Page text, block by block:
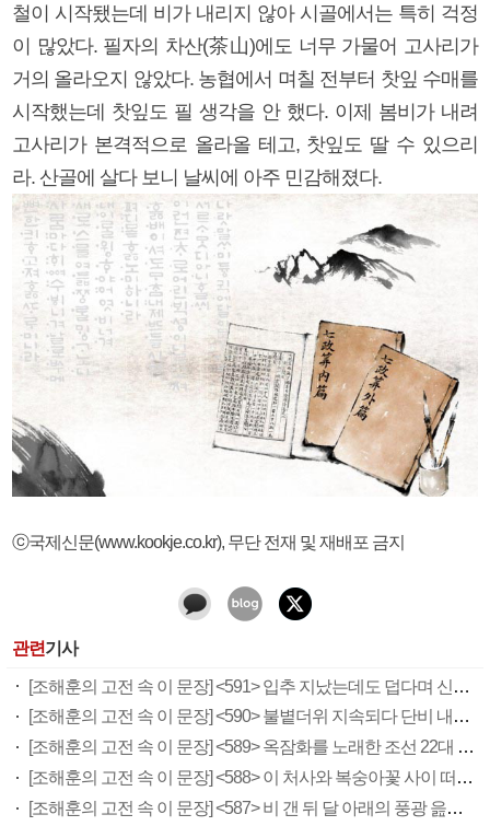
철이 시작됐는데 비가 내리지 않아 시골에서는 특히 걱정
이 많았다. 필자의 차산(茶山)에도 너무 가물어 고사리가
거의 올라오지 않았다. 농협에서 며칠 전부터 찻잎 수매를
시작했는데 찻잎도 필 생각을 안 했다. 이제 봄비가 내려
고사리가 본격적으로 올라올 테고, 찻잎도 딸 수 있으리
라. 산골에 살다 보니 날씨에 아주 민감해졌다.
ⓒ국제신문(www.kookje.co.kr), 무단 전재 및 재배포 금지
관련기사
[조해훈의 고전 속 이 문장] <591> 입추 지났는데도 덥다며 신유안에게 보낸 박규수의 편지
[조해훈의 고전 속 이 문장] <590> 불볕더위 지속되다 단비 내려 시 읊은 조선 후기 신익전
[조해훈의 고전 속 이 문장] <589> 옥잠화를 노래한 조선 22대 왕 정조의 시
[조해훈의 고전 속 이 문장] <588> 이 처사와 복숭아꽃 사이 떠다닌 일 읊은 최광유의 시
[조해훈의 고전 속 이 문장] <587> 비 갠 뒤 달 아래의 풍광 읊은 면우 곽종석의 시